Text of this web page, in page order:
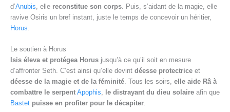
d’Anubis , elle reconstitue son corps . Puis, s’aidant de la magie, elle
ravive Osiris un bref instant, juste le temps de concevoir un héritier,
Horus
Le soutien à Horus
Isis éleva et protégea Horus jusqu’à ce qu’il soit en mesure
d’affronter Seth. C’est ainsi qu’elle devint déesse protectrice et
déesse de la magie et de la féminité. Tous les soirs, elle aide Râ à
combattre le serpent Apophis, le distrayant du dieu solaire afin que
Bastet puisse en profiter pour le décapiter.